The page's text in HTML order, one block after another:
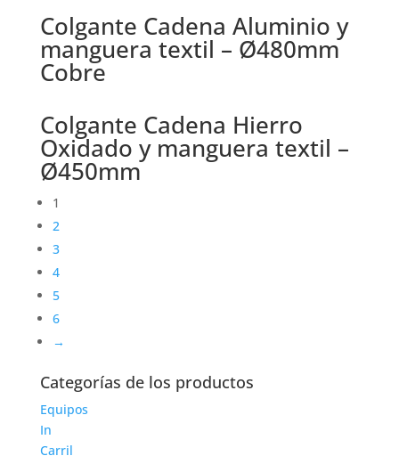
Colgante Cadena Aluminio y
manguera textil – Ø480mm
Cobre
Colgante Cadena Hierro
Oxidado y manguera textil –
Ø450mm
1
2
3
4
5
6
→
Categorías de los productos
Equipos
In
Carril